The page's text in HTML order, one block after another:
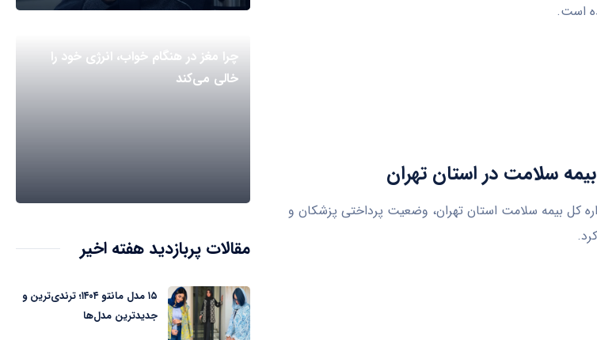
است.
سلامت در استان تهران
کل بیمه سلامت استان تهران، وضعیت پرداختی پزشکان و
چرا مغز در هنگام خواب، انرژی خود را
خالی می‌کند
مقالات پربازدید هفته اخیر
۱۵ مدل مانتو ۱۴۰۴؛ ترندی‌ترین و
جدیدترین مدل‌ها